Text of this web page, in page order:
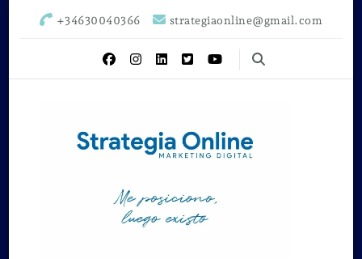
+34630040366 strategiaonline@gmail.com